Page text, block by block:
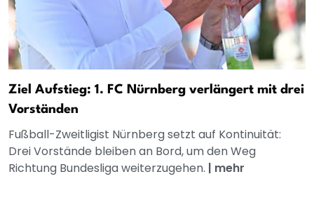
Ziel Aufstieg: 1. FC Nürnberg verlängert mit drei
Vorständen
Fußball-Zweitligist Nürnberg setzt auf Kontinuität:
Drei Vorstände bleiben an Bord, um den Weg
Richtung Bundesliga weiterzugehen. | mehr